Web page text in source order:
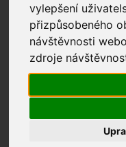
vylepšení
přizpůsobeného
návštěvnosti
zdroje
Vážení zákazníci, v
režimu Katalogu.
Děkujeme za
Výprodej